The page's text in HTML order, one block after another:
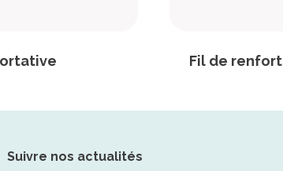
Fil de renfort
Suivre nos actualités